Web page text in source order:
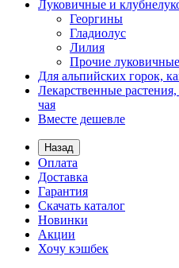
Луковичные и
Георгины
Гладиолус
Лилия
Прочие луковичные
Для альпийских горок,
Лекарственные
чая
Вместе дешевле
Назад
Оплата
Доставка
Гарантия
Скачать каталог
Новинки
Акции
Хочу кэшбек